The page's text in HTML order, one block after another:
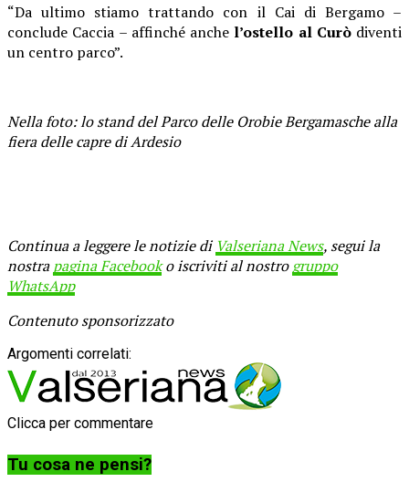
“Da ultimo stiamo trattando con il Cai di Bergamo –
conclude Caccia – affinché anche l’ostello al Curòdiventi
un centro parco”.
Nella foto: lo stand del Parco delle Orobie Bergamasche alla
fiera delle capre di Ardesio
Continua a leggere le notizie di Valseriana News, segui la
nostrapagina Facebooko iscriviti al nostrogruppo
WhatsApp
Contenuto sponsorizzato
Argomenti correlati:
Clicca per commentare
Tu cosa ne pensi?